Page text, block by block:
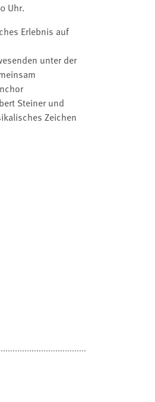
Uhr.
Erlebnis auf
unter der
Steiner und
Zeichen